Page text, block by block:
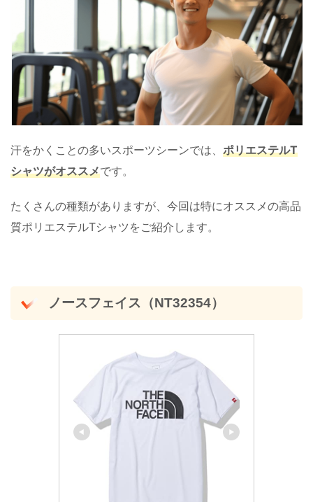
汗をかくことの多いスポーツシーンでは、 ポリエステルT
シャツがオススメです。
たくさんの種類がありますが、今回は特にオススメの高品
質ポリエステルTシャツをご紹介します。
ノースフェイス（NT32354）